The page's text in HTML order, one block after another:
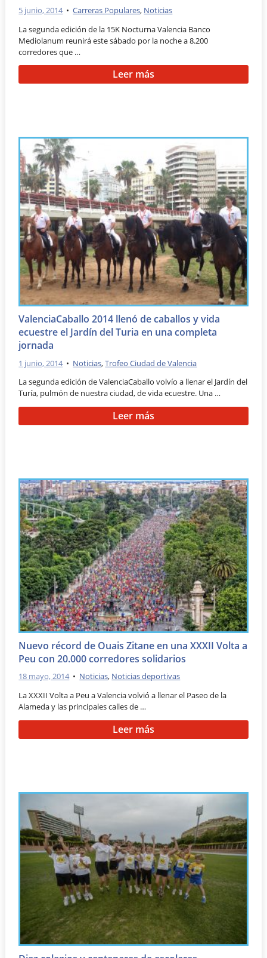
5 junio, 2014 •Carreras Populares, Noticias
La segunda edición de la 15K Nocturna Valencia Banco
Mediolanum reunirá este sábado por la noche a 8.200
corredores que …
Leer más
ValenciaCaballo 2014 llenó de caballos y vida
ecuestre el Jardín del Turia en una completa
jornada
1 junio, 2014 • Noticias,Trofeo Ciudad de Valencia
La segunda edición de ValenciaCaballo volvío a llenar el Jardín del
Turía, pulmón de nuestra ciudad, de vida ecuestre. Una …
Leer más
Nuevo récord de Ouais Zitane en una XXXII Volta a
Peu con 20.000 corredores solidarios
18 mayo, 2014 • Noticias, Noticias deportivas
La XXXII Volta a Peu a Valencia volvió a llenar el Paseo de la
Alameda y las principales calles de …
Leer más